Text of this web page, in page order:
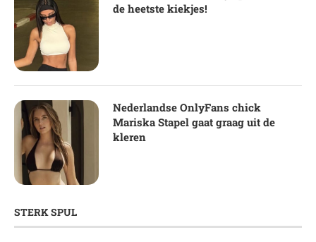
de heetste kiekjes!
Nederlandse OnlyFans chick
Mariska Stapel gaat graag uit de
kleren
STERK SPUL